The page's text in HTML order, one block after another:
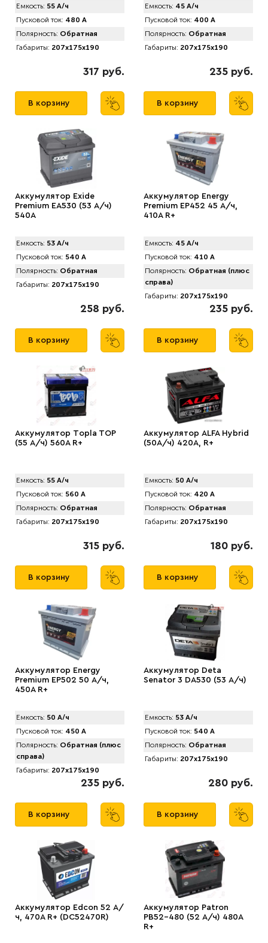
Емкость: 55 А/ч
Пусковой ток: 480 А
Полярность: Обратная
Габариты: 207x175x190
317 руб.
В корзину
Емкость: 45 А/ч
Пусковой ток: 400 А
Полярность: Обратная
Габариты: 207x175x190
235 руб.
В корзину
Аккумулятор Exide
Premium EA530 (53 А/ч)
540A
Емкость: 53 А/ч
Пусковой ток: 540 А
Полярность: Обратная
Габариты: 207x175x190
258 руб.
В корзину
Аккумулятор Energy
Premium EP452 45 А/ч,
410A R+
Емкость: 45 А/ч
Пусковой ток: 410 А
Полярность: Обратная (плюс
справа)
Габариты: 207x175x190
235 руб.
В корзину
Аккумулятор Tоpla TOP
(55 А/ч) 560A R+
Емкость: 55 А/ч
Пусковой ток: 560 А
Полярность: Обратная
Габариты: 207x175x190
315 руб.
В корзину
Аккумулятор ALFA Hybrid
(50А/ч) 420A, R+
Емкость: 50 А/ч
Пусковой ток: 420 А
Полярность: Обратная
Габариты: 207x175x190
180 руб.
В корзину
Аккумулятор Energy
Premium EP502 50 А/ч,
450A R+
Емкость: 50 А/ч
Пусковой ток: 450 А
Полярность: Обратная (плюс
справа)
Габариты: 207x175x190
235 руб.
В корзину
Аккумулятор Deta
Senator 3 DA530 (53 А/ч)
Емкость: 53 А/ч
Пусковой ток: 540 А
Полярность: Обратная
Габариты: 207x175x190
280 руб.
В корзину
Аккумулятор Edcon 52 А/
ч, 470A R+ (DC52470R)
Аккумулятор Patron
PB52-480 (52 А/ч) 480A
R+